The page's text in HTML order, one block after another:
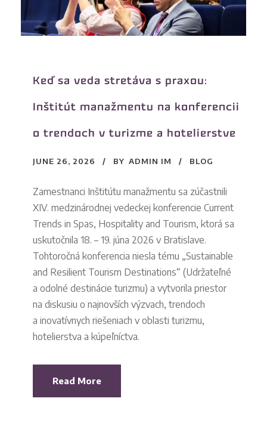
Keď sa veda stretáva s praxou:
Inštitút manažmentu na konferencii
o trendoch v turizme a hotelierstve
JUNE 26, 2026 BY ADMIN IM BLOG
Zamestnanci Inštitútu manažmentu sa zúčastnili
XIV. medzinárodnej vedeckej konferencie Current
Trends in Spas, Hospitality and Tourism, ktorá sa
uskutočnila 18. – 19. júna 2026 v Bratislave.
Tohtoročná konferencia niesla tému „Sustainable
and Resilient Tourism Destinations“ (Udržateľné
a odolné destinácie turizmu) a vytvorila priestor
na diskusiu o najnovších výzvach, trendoch
a inovatívnych riešeniach v oblasti turizmu,
hotelierstva a kúpeľníctva.
Read More